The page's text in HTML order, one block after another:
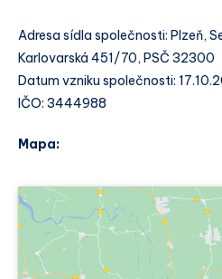
Adresa sídla společnosti: Plzeň,
Karlovarská 451/70, PSČ 32300
Datum vzniku společnosti:
IČO: 3444988
Mapa: